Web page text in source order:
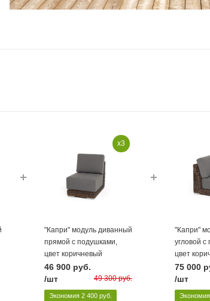
x3
"Капри" модуль диванный
прямой с подушками,
цвет коричневый
46 900руб.
/шт
49 300руб.
Экономия 2 400руб.
"Капри"
угловой
цвет
75 000
/шт
Экономия